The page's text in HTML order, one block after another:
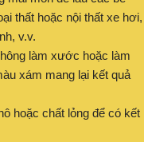
thất hoặc nội thất xe hơi,
v.v.
làm xước hoặc làm
xám mang lại kết quả
hoặc chất lỏng để có kết